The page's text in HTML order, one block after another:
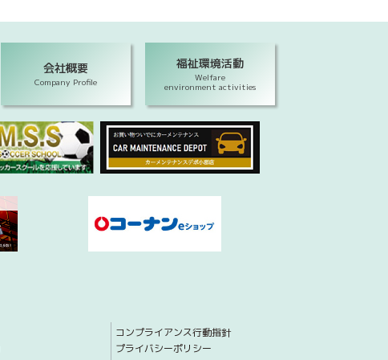
会社概要
Company Profile
福祉環境活動
Welfare
environment activities
コンプライアンス行動指針
プライバシーポリシー